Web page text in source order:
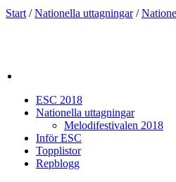
Start / Nationella uttagningar /
ESC 2018
Nationella uttagningar
Melodifestivalen 2018
Inför ESC
Topplistor
Repblogg